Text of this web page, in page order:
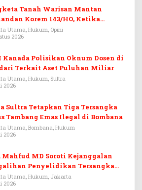
Tanah Warisan Mantan
Korem 143/HO, Ketika
Menjadi Arena Pemerasan
Utama, Hukum, Opini
2026
Kanada Polisikan Oknum Dosen di
Terkait Aset Puluhan Miliar
Utama, Hukum, Sultra
2026
Sultra Tetapkan Tiga Tersangka
Tambang Emas Ilegal di Bombana
Utama, Bombana, Hukum
2026
Mahfud MD Soroti Kejanggalan
Penyelidikan Tersangka
Adriansyah
Utama, Hukum, Jakarta
2026